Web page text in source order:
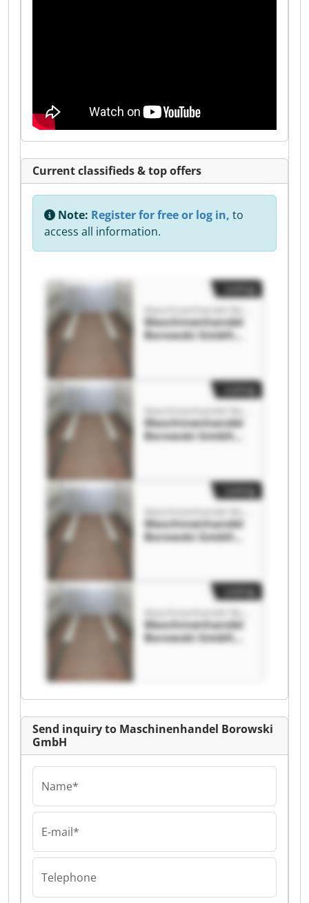
Current classifieds & top offers
Note: Register for free or log in, to
access all information.
Maschinenhandel
Borowski GmbH
Maschinenhandel
Borowski GmbH
Maschinenhandel
Borowski GmbH
Maschinenhandel
Borowski GmbH
Send inquiry to Maschinenhandel Borowski
GmbH
Name*
E-mail*
Telephone